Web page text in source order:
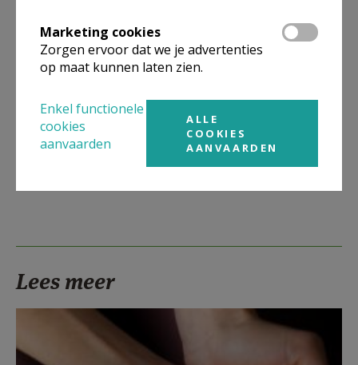
Deel dit artikel
Lees meer
Marketing cookies
Zorgen ervoor dat we je advertenties
op maat kunnen laten zien.
Enkel functionele
cookies
aanvaarden
ALLE
COOKIES
AANVAARDEN